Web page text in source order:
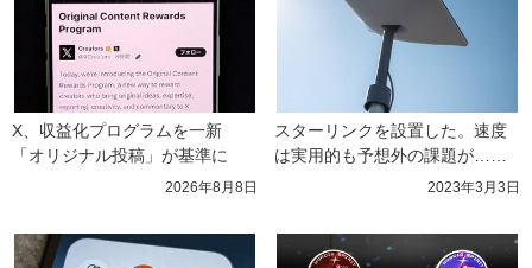
X、収益化プログラムを一新
「オリジナル投稿」が基準に
2026年8月8日
スターリンクを設置した。速度
は実用的も予想外の課題が……
2023年3月3日